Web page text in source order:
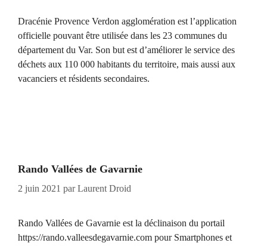
Dracénie Provence Verdon agglomération est l’application
officielle pouvant être utilisée dans les 23 communes du
département du Var. Son but est d’améliorer le service des
déchets aux 110 000 habitants du territoire, mais aussi aux
vacanciers et résidents secondaires.
Rando Vallées de Gavarnie
2 juin 2021 parLaurent Droid
Rando Vallées de Gavarnie est la déclinaison du portail
https://rando.valleesdegavarnie.com pour Smartphones et